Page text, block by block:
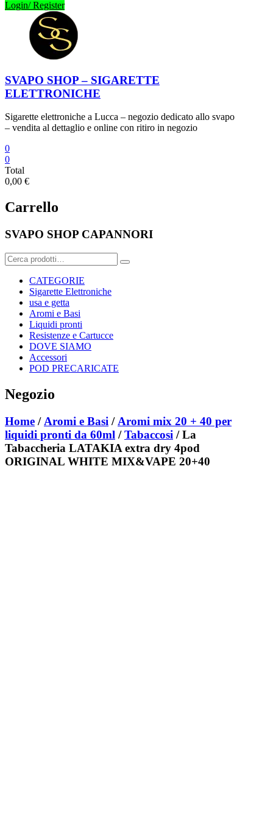
Login/ Register
SVAPO SHOP – SIGARETTE
ELETTRONICHE
Sigarette elettroniche a Lucca – negozio dedicato allo svapo
– vendita al dettaglio e online con ritiro in negozio
0
0
Total
0,00 €
Carrello
SVAPO SHOP CAPANNORI
Cerca:
CATEGORIE
Sigarette Elettroniche
usa e getta
Aromi e Basi
Liquidi pronti
Resistenze e Cartucce
DOVE SIAMO
Accessori
POD PRECARICATE
Negozio
Home / Aromi e Basi / Aromi mix 20 + 40 per
liquidi pronti da 60ml /Tabaccosi / La
Tabaccheria LATAKIA extra dry 4pod
ORIGINAL WHITE MIX&VAPE 20+40